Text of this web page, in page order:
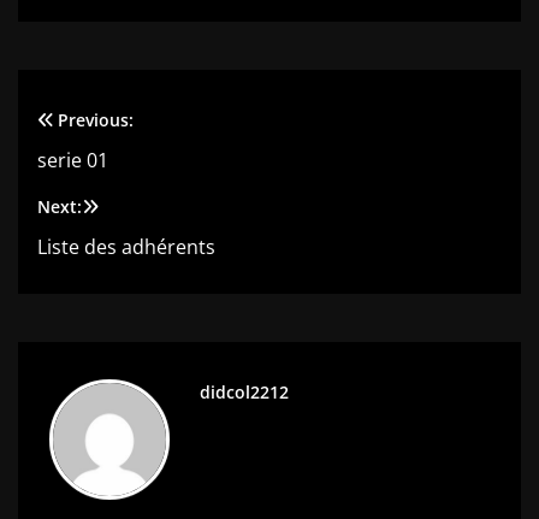
Navigation
de
l’article
Previous:
serie 01
Next:
Liste des adhérents
didcol2212